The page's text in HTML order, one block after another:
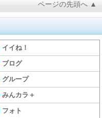
ページの先頭へ ▲
イイね！
ブログ
グループ
みんカラ＋
フォト